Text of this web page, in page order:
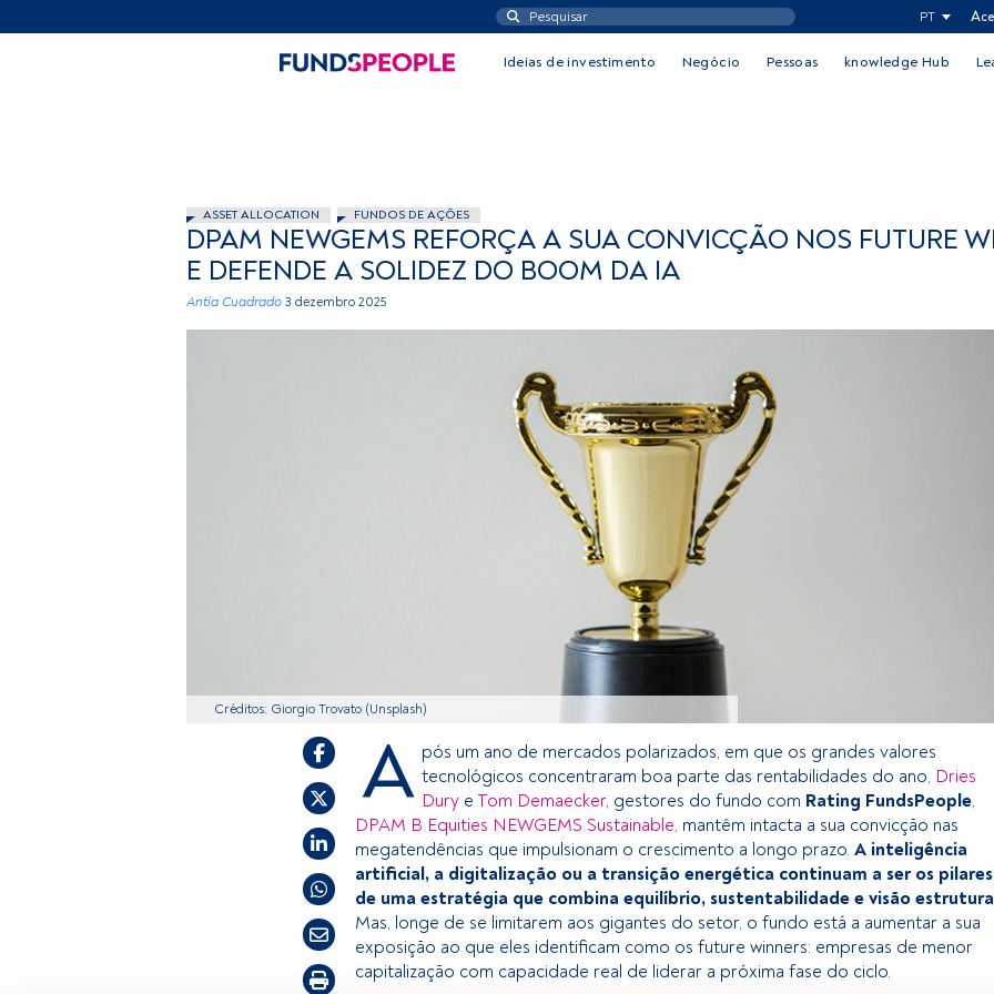
PT
Ideias de investimento Negócio Pessoas knowledge Hub
ASSET ALLOCATION FUNDOS DE AÇÕES
DPAM NEWGEMS REFORÇA A SUA CONVICÇÃO NOS FUTURE
E DEFENDE A SOLIDEZ DO BOOM DA IA
Antía Cuadrado 3 dezembro 2025
Créditos: Giorgio Trovato (Unsplash)
A pós um ano de mercados polarizados, em que os grandes valores
tecnológicos concentraram boa parte das rentabilidades do ano, Dries
Dury e Tom Demaecker, gestores do fundo com Rating FundsPeople,
DPAM B Equities NEWGEMS Sustainable, mantêm intacta a sua convicção nas
megatendências que impulsionam o crescimento a longo prazo. A inteligência
artificial, a digitalização ou a transição energética continuam a ser os pilares
de uma estratégia que combina equilíbrio, sustentabilidade e visão
Mas, longe de se limitarem aos gigantes do setor, o fundo está a aumentar a sua
exposição ao que eles identificam como os future winners: empresas de menor
capitalização com capacidade real de liderar a próxima fase do ciclo.